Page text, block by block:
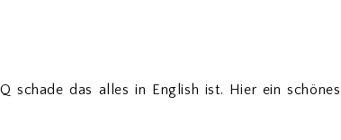
schade das alles in English ist. Hier ein schönes